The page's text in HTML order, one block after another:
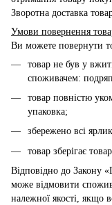
Зворотна доставка
Умови повернення
Ви можете повернути
товар не був у
споживачем:
товар повністю
упаковка;
збережено всі
товар зберігає
Відповідно до Закону
може відмовити
належної якості, якщо